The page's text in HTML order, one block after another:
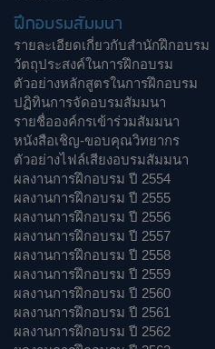
ฝึกอบรมสัมมนา
รายละเอียดเกี่ยวกับสำนักฝึกอบรม
วัตถุประสงค์ในการฝึกอบรม
ตัวอย่างหลักสูตรในการฝึกอบรม
ปฏิทินการจัดอบรมสัมมนา
รายชื่อองค์กรเข้าร่วมสัมมนา
หนังสือเชิญ-ขอบคุณวิทยากร
ตัวอย่างไฟล์เสียงอบรมสัมมนา
ผลงานการฝึกอบรม ปี 2554
ผลงานการฝึกอบรม ปี 2555
ผลงานการฝึกอบรม ปี 2556
ผลงานการฝึกอบรม ปี 2557
ผลงานการฝึกอบรม ปี 2558
ผลงานการฝึกอบรม ปี 2559
ผลงานการฝึกอบรม ปี 2560
ผลงานการฝึกอบรม ปี 2561
ผลงานการฝึกอบรม ปี 2562